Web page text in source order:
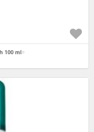
100 ml